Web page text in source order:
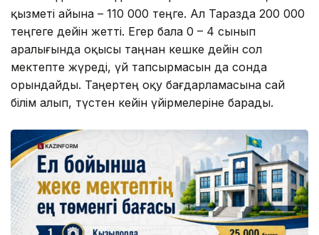
қызметі айына – 110 000 теңге. Ал Таразда 200 000
теңгеге дейін жетті. Егер бала 0 – 4 сынып
аралығында оқысы таңнан кешке дейін сол
мектепте жүреді, үй тапсырмасын да сонда
орындайды. Таңертең оқу бағдарламасына сай
білім алып, түстен кейін үйірмелеріне барады.